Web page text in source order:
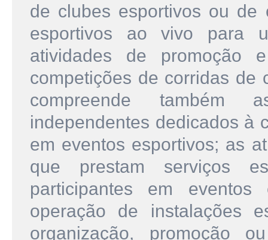
de clubes esportivos ou de
esportivos ao vivo para
atividades de promoção
competições de corridas de
compreende também
independentes dedicados à
em eventos esportivos; as
que prestam serviços
participantes em
operação de instalações
organização, promoção